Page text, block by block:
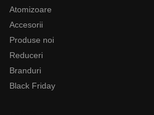
Atomizoare
Accesorii
Produse noi
Reduceri
Branduri
Black Friday